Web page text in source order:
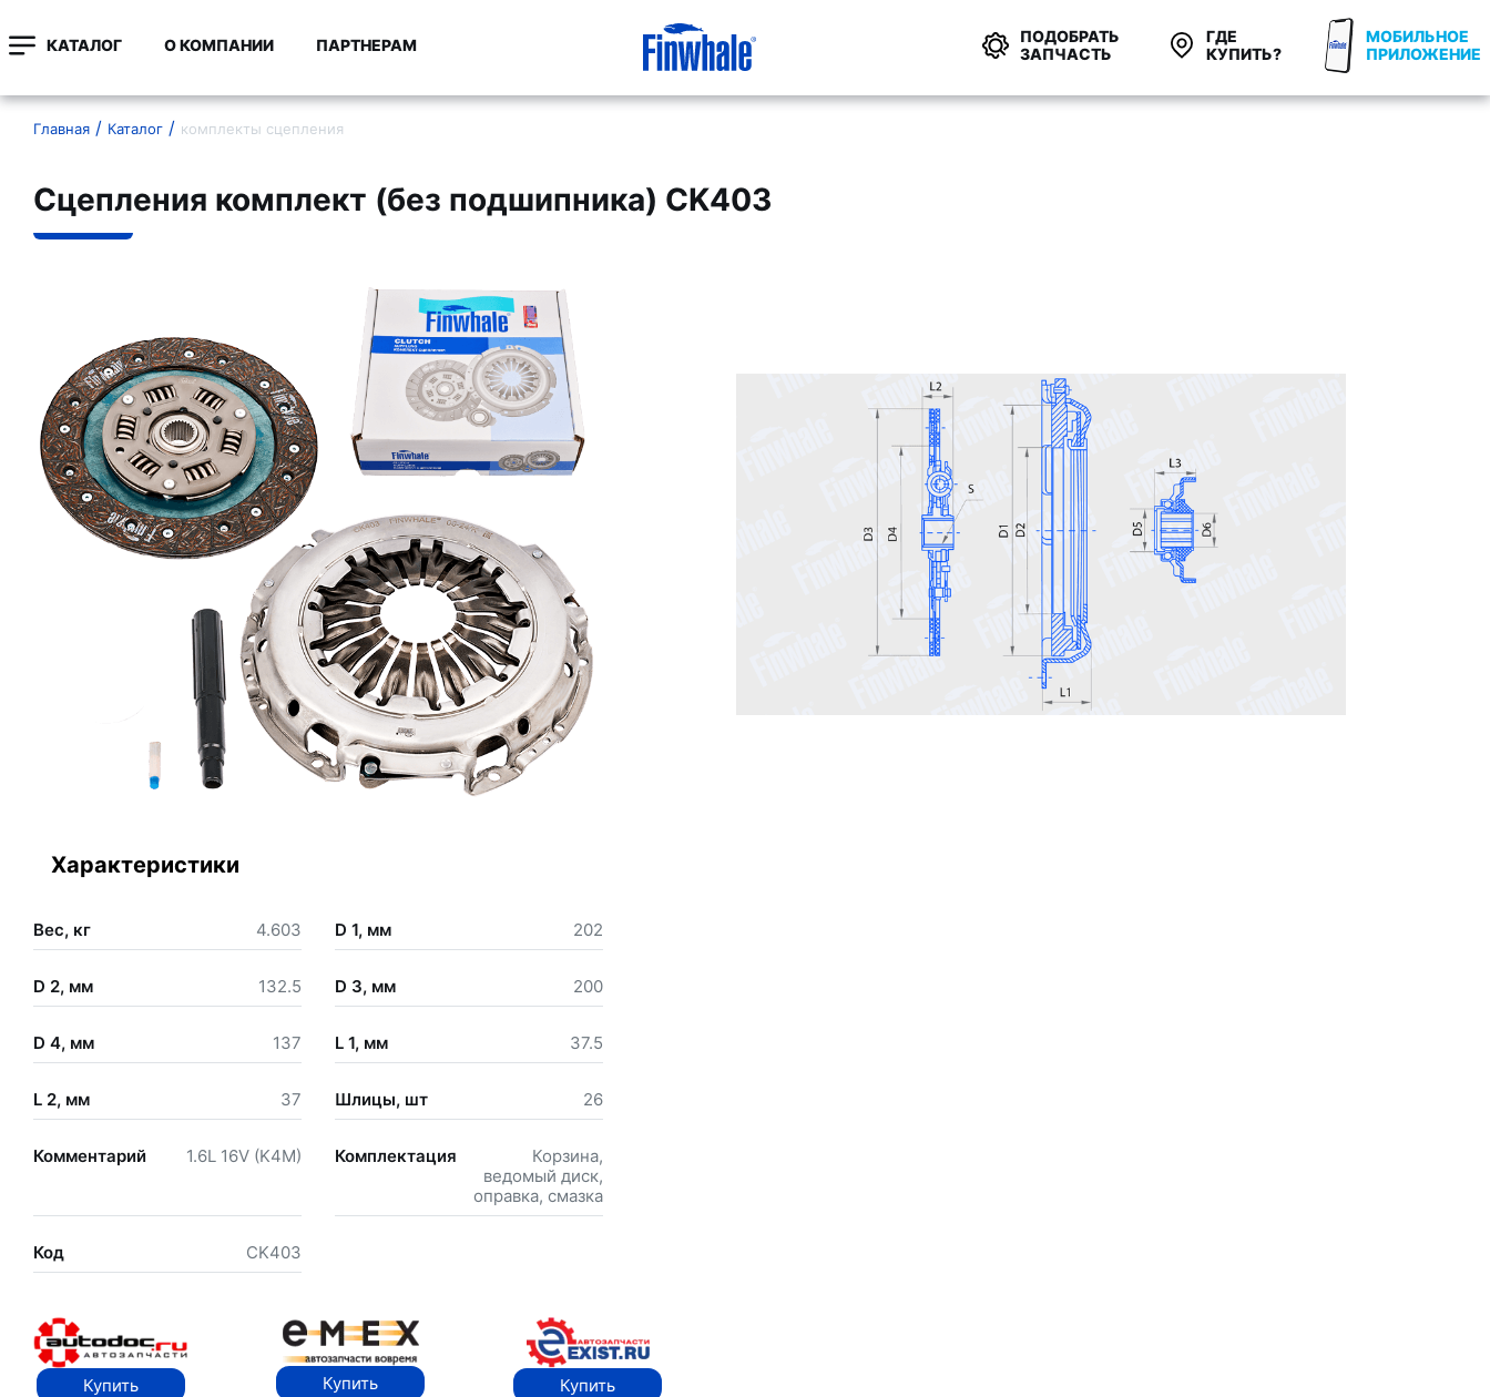
КАТАЛОГ О КОМПАНИИ ПАРТНЕРАМ
ПОДОБРАТЬ
ЗАПЧАСТЬ
ГДЕ
КУПИТЬ?
МОБИЛЬНОЕ
ПРИЛОЖЕНИЕ
Главная Каталог комплекты сцепления
Сцепления комплект (без подшипника) CK403
Характеристики
Вес, кг 4.603 D 1, мм 202
D 2, мм 132.5 D 3, мм 200
D 4, мм 137 L 1, мм 37.5
L 2, мм 37 Шлицы, шт 26
Комментарий 1.6L 16V (K4M) Комплектация
Корзина,
ведомый диск,
оправка, смазка
Код CK403
Купить Купить Купить